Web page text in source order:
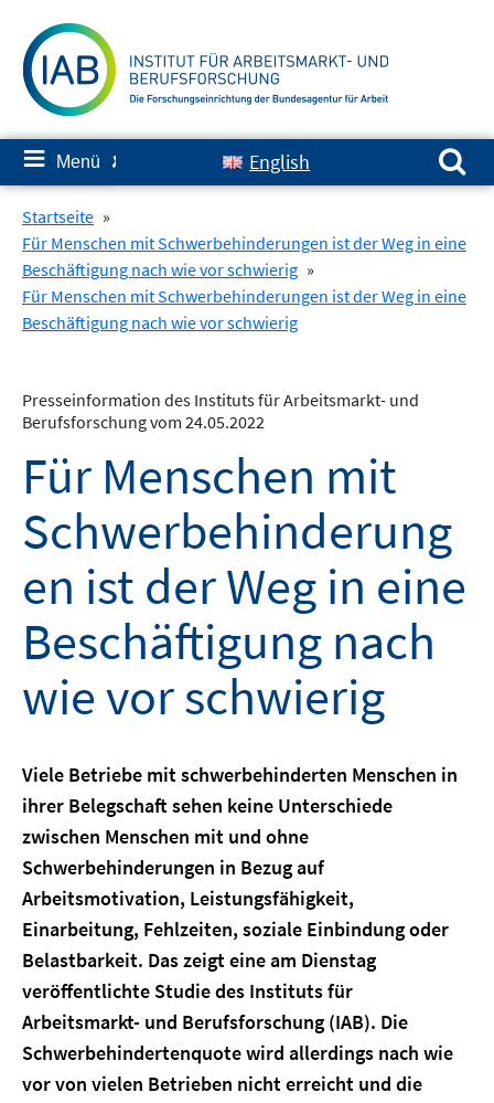
zum
Inhalt
≡ Menü ✘ English
Suchen nach:
Startseite »
Für Menschen mit Schwerbehinderungen ist der Weg in eine
Beschäftigung nach wie vor schwierig »
Für Menschen mit Schwerbehinderungen ist der Weg in eine
Beschäftigung nach wie vor schwierig
Presseinformation des Instituts für Arbeitsmarkt- und
Berufsforschung vom 24.05.2022
Für Menschen mit
Schwerbehinderung
en ist der Weg in eine
Beschäftigung nach
wie vor schwierig
Viele Betriebe mit schwerbehinderten Menschen in
ihrer Belegschaft sehen keine Unterschiede
zwischen Menschen mit und ohne
Schwerbehinderungen in Bezug auf
Arbeitsmotivation, Leistungsfähigkeit,
Einarbeitung, Fehlzeiten, soziale Einbindung oder
Belastbarkeit. Das zeigt eine am Dienstag
veröffentlichte Studie des Instituts für
Arbeitsmarkt- und Berufsforschung (IAB). Die
Schwerbehindertenquote wird allerdings nach wie
vor von vielen Betrieben nicht erreicht und die